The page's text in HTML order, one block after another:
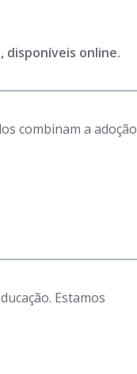
disponíveis online.
combinam a adoção
Estamos